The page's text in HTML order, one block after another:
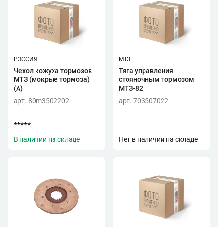
РОССИЯ
Чехол кожуха тормозов
МТЗ (мокрые тормоза)
(А)
арт. 80m3502202
*****
В наличии на складе
МТЗ
Тяга управления
стояночным тормозом
МТЗ-82
арт. 703507022
Нет в наличии на складе